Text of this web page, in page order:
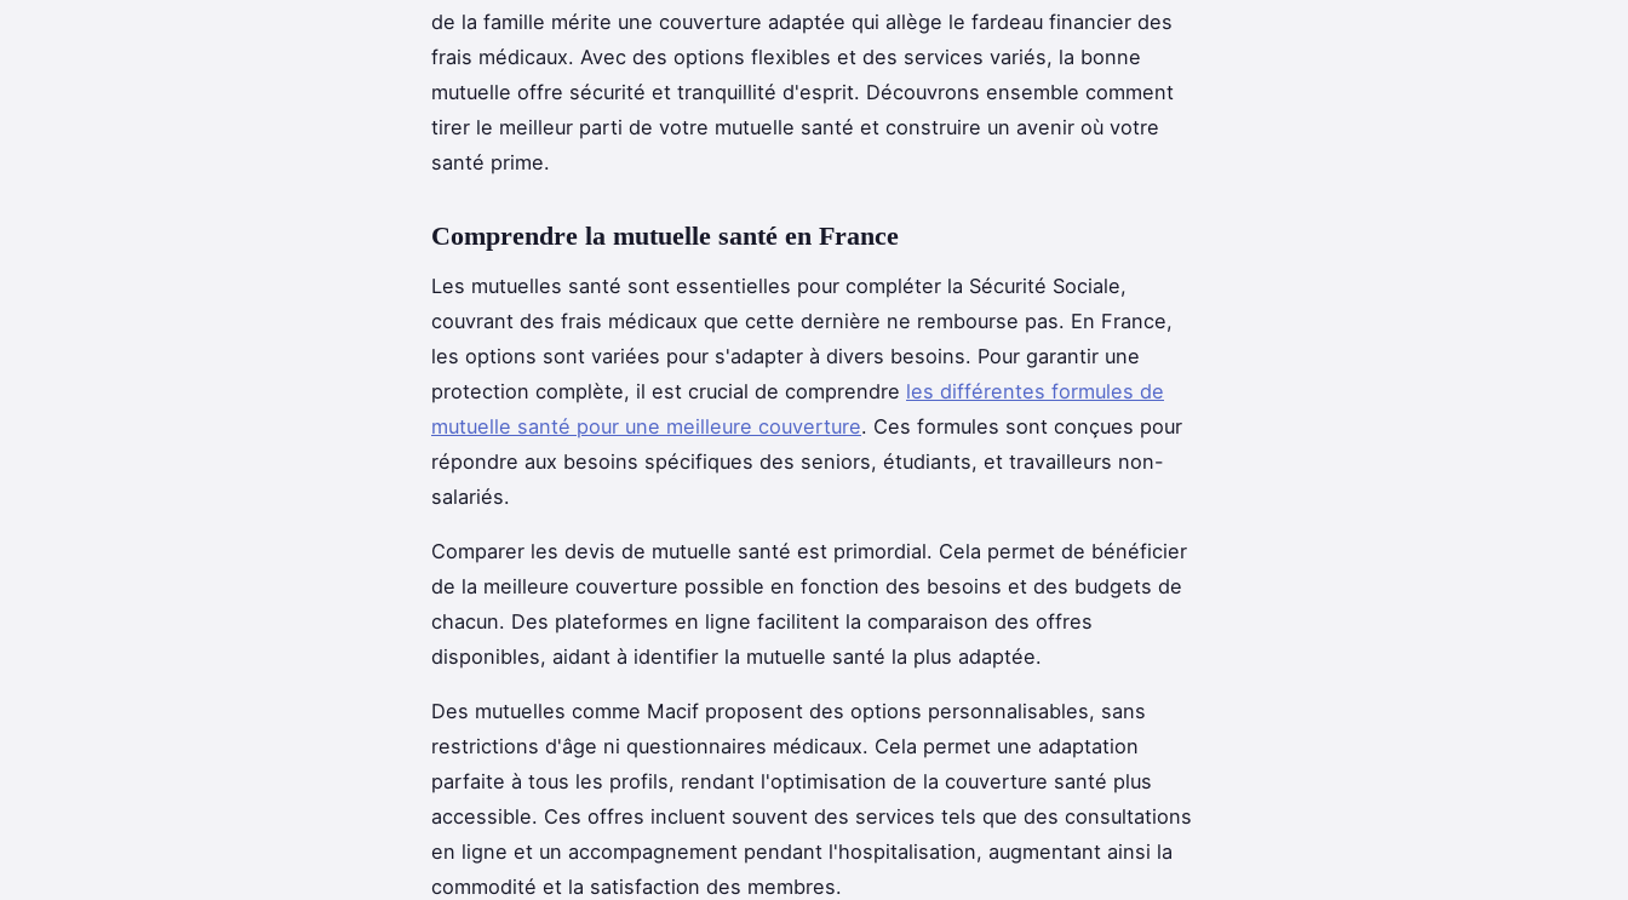
de la famille mérite une couverture adaptée qui allège le fardeau financier des
frais médicaux. Avec des options flexibles et des services variés, la bonne
mutuelle offre sécurité et tranquillité d'esprit. Découvrons ensemble comment
tirer le meilleur parti de votre mutuelle santé et construire un avenir où votre
santé prime.
Comprendre la mutuelle santé en France
Les mutuelles santé sont essentielles pour compléter la Sécurité Sociale,
couvrant des frais médicaux que cette dernière ne rembourse pas. En France,
les options sont variées pour s'adapter à divers besoins. Pour garantir une
protection complète, il est crucial de comprendre les différentes formules de
mutuelle santé pour une meilleure couverture. Ces formules sont conçues pour
répondre aux besoins spécifiques des seniors, étudiants, et travailleurs non-
salariés.
Comparer les devis de mutuelle santé est primordial. Cela permet de bénéficier
de la meilleure couverture possible en fonction des besoins et des budgets de
chacun. Des plateformes en ligne facilitent la comparaison des offres
disponibles, aidant à identifier la mutuelle santé la plus adaptée.
Des mutuelles comme Macif proposent des options personnalisables, sans
restrictions d'âge ni questionnaires médicaux. Cela permet une adaptation
parfaite à tous les profils, rendant l'optimisation de la couverture santé plus
accessible. Ces offres incluent souvent des services tels que des consultations
en ligne et un accompagnement pendant l'hospitalisation, augmentant ainsi la
commodité et la satisfaction des membres.